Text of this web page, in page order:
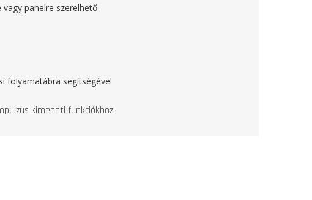
panelre szerelhető
folyamatábra segítségével
kimeneti funkciókhoz.